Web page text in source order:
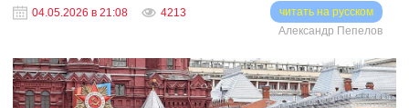
04.05.2026 в 21:08 4213
читать на русском
Александр Пепелов